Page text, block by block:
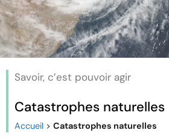
Savoir, c’est pouvoir agir
Catastrophes naturelles
Accueil > Catastrophes naturelles